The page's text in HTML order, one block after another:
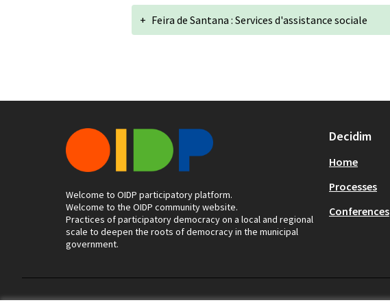
+ Feira de Santana : Services d'assistance sociale
Welcome to OIDP participatory platform.
Welcome to the OIDP community website.
Practices of participatory democracy on a local and regional
scale to deepen the roots of democracy in the municipal
government.
Decidim
Home
Processes
Conferences